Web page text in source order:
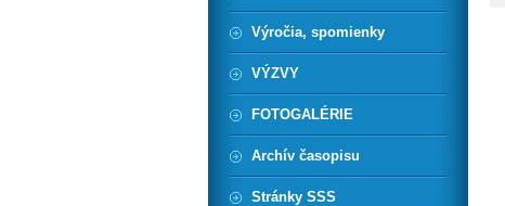
Výročia, spomienky
VÝZVY
FOTOGALÉRIE
Archív časopisu
Stránky SSS